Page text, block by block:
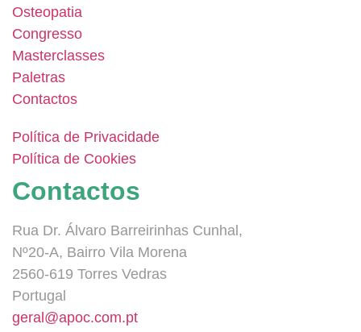
Osteopatia
Congresso
Masterclasses
Paletras
Contactos
Política de Privacidade
Política de Cookies
Contactos
Rua Dr. Álvaro Barreirinhas Cunhal,
Nº20-A, Bairro Vila Morena
2560-619 Torres Vedras
Portugal
geral@apoc.com.pt